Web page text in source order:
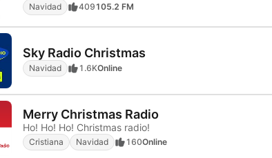
Navidad 409105.2 FM
Sky Radio Christmas
Navidad 1.6KOnline
Merry Christmas Radio
Ho! Ho! Ho! Christmas radio!
Cristiana Navidad 160Online